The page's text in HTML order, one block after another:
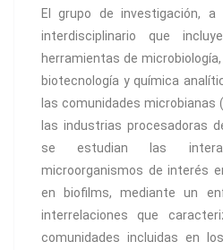
El grupo de investigación,
interdisciplinario que
herramientas de
biotecnología y química
las comunidades
las industrias procesadoras
se estudian las
microorganismos de interés
en biofilms, mediante un
interrelaciones que
comunidades incluidas en